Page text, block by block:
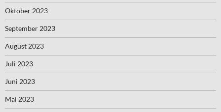
Oktober 2023
September 2023
August 2023
Juli 2023
Juni 2023
Mai 2023